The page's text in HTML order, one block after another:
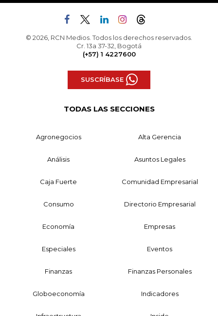
© 2026, RCN Medios. Todos los derechos reservados.
Cr. 13a 37-32, Bogotá
(+57) 1 4227600
SUSCRÍBASE
TODAS LAS SECCIONES
Agronegocios Alta Gerencia
Análisis Asuntos Legales
Caja Fuerte Comunidad Empresarial
Consumo Directorio Empresarial
Economía Empresas
Especiales Eventos
Finanzas Finanzas Personales
Globoeconomía Indicadores